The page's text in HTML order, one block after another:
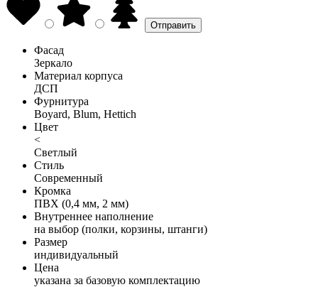
Фасад
Зеркало
Материал корпуса
ДСП
Фурнитура
Boyard, Blum, Hettich
Цвет
<
Светлый
Стиль
Современный
Кромка
ПВХ (0,4 мм, 2 мм)
Внутреннее наполнение
на выбор (полки, корзины, штанги)
Размер
индивидуальный
Цена
указана за базовую комплектацию